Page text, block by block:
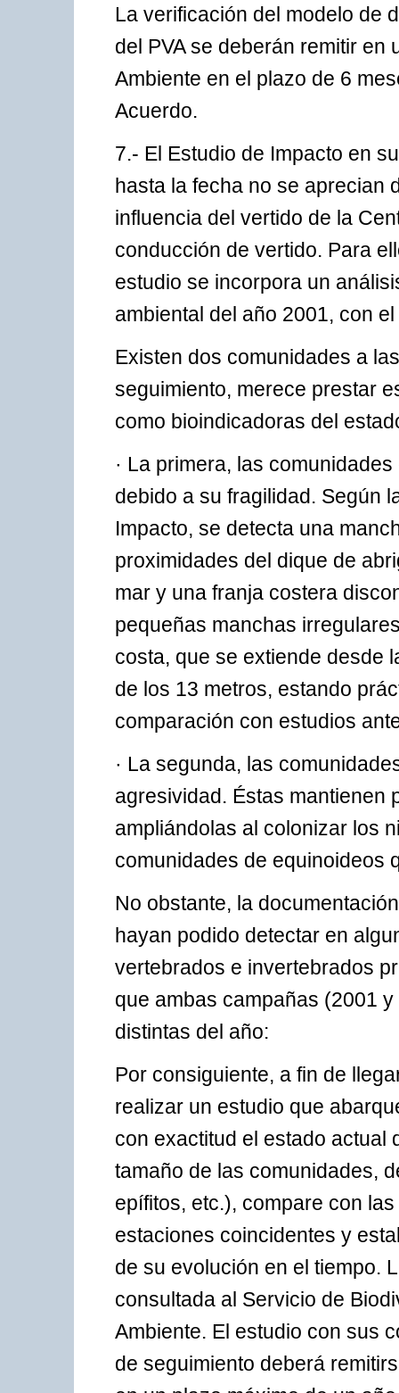
La verificación del modelo de
del PVA se deberán remitir
Ambiente en el plazo de 6
Acuerdo.
7.- El Estudio de Impacto en
hasta la fecha no se aprecian
influencia del vertido de la
conducción de vertido. Para
estudio se incorpora un
ambiental del año 2001, con
Existen dos comunidades a
seguimiento, merece prestar
como bioindicadoras del
· La primera, las
debido a su fragilidad. Según
Impacto, se detecta una
proximidades del dique de
mar y una franja costera
pequeñas manchas
costa, que se extiende desde
de los 13 metros, estando
comparación con estudios
· La segunda, las
agresividad. Éstas mantienen
ampliándolas al colonizar los
comunidades de equinoideos
No obstante, la
hayan podido detectar en
vertebrados e invertebrados
que ambas campañas (2001
distintas del año:
Por consiguiente, a fin de
realizar un estudio que
con exactitud el estado actual
tamaño de las comunidades,
epífitos, etc.), compare con
estaciones coincidentes y
de su evolución en el tiempo.
consultada al Servicio de
Ambiente. El estudio con sus
de seguimiento deberá